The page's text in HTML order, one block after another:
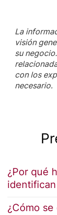
La
visión
su
con los
necesario.
¿Por qué
¿Cómo